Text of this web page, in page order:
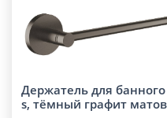
Держатель для банного
s, тёмный графит